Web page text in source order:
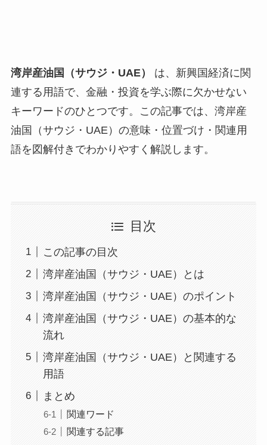
湾岸産油国（サウジ・UAE）
は、新興国経済に関
連する用語で、金融・投資を学ぶ際に欠かせない
キーワードのひとつです。この記事では、湾岸産
油国（サウジ・UAE）の意味・位置づけ・関連用
語を図解付きでわかりやすく解説します。
目次
この記事の目次
湾岸産油国（サウジ・UAE）とは
湾岸産油国（サウジ・UAE）のポイント
湾岸産油国（サウジ・UAE）の基本的な
流れ
湾岸産油国（サウジ・UAE）と関連する
用語
まとめ
関連ワード
関連する記事